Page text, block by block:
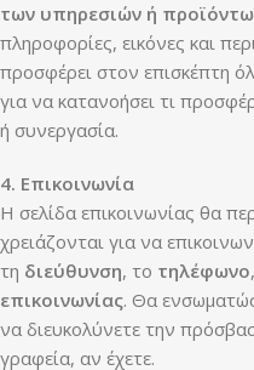
των υπηρεσιών ή
πληροφορίες, εικόνες και
προσφέρει στον επισκέπτη
για να κατανοήσει τι
ή συνεργασία.
4. Επικοινωνία
Η σελίδα επικοινωνίας θα
χρειάζονται για να
τη διεύθυνση, το τηλέφωνο
επικοινωνίας. Θα
να διευκολύνετε την
γραφεία, αν έχετε.